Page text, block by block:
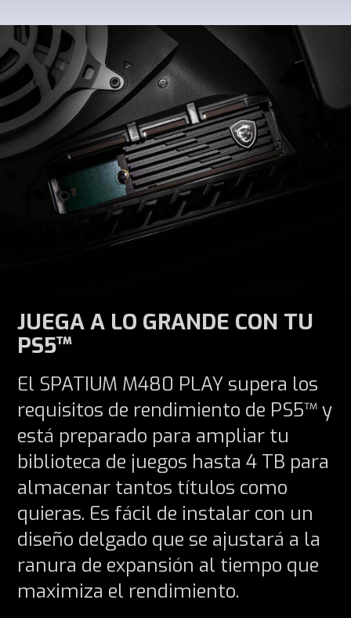
JUEGA A LO GRANDE CON TU
PS5™
El SPATIUM M480 PLAY supera los
requisitos de rendimiento de PS5™ y
está preparado para ampliar tu
biblioteca de juegos hasta 4 TB para
almacenar tantos títulos como
quieras. Es fácil de instalar con un
diseño delgado que se ajustará a la
ranura de expansión al tiempo que
maximiza el rendimiento.